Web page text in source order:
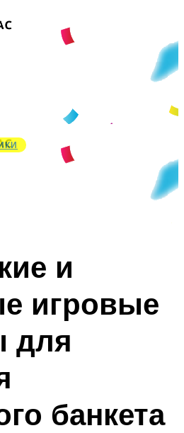
и
игровые
для
банкета